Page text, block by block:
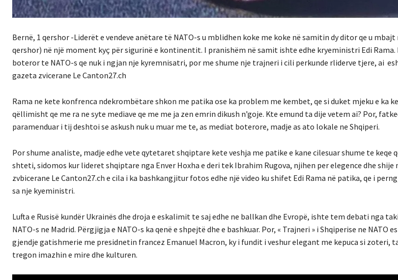
Bernë, 1 qershor -Liderët e vendeve anëtare të NATO-s u mblidhen koke me koke në samitin dy ditor qe u mbajt
qershor) në një moment kyç për sigurinë e kontinentit. I pranishëm në samit ishte edhe kryeministri Edi Rama.
boteror te NATO-s qe nuk i ngjan nje kyremnisatri, por me shume nje trajneri i cili perkunde rliderve tjere, ai
gazeta zvicerane Le Canton27.ch
Rama ne kete konfrenca ndekrombëtare shkon me patika ose ka problem me kembet, qe si duket mjeku e ka
qëllimisht qe me ra ne syte mediave qe me me ja zen emrin dikush n’goje. Kte emund ta dije vetem ai? Por,
paramenduar i tij deshtoi se askush nuk u muar me te, as mediat boterore, madje as ato lokale ne Shqiperi.
Por shume analiste, madje edhe vete qytetaret shqiptare kete veshja me patike e kane cilesuar shume te keqe
shteti, sidomos kur lideret shqiptare nga Enver Hoxha e deri tek Ibrahim Rugova, njihen per elegence dhe shije
zvbicerane Le Canton27.ch e cila i ka bashkangjitur fotos edhe një video ku shifet Edi Rama në patika, qe i
sa nje kyeministri.
Lufta e Rusisë kundër Ukrainës dhe droja e eskalimit te saj edhe ne ballkan dhe Evropë, ishte tem debati nga
NATO-s ne Madrid. Përgjigja e NATO-s ka qenë e shpejtë dhe e bashkuar. Por, « Trajneri » i Shqiperise ne NATO
gjendje gatishmerie me presidnetin francez Emanuel Macron, ky i fundit i veshur elegant me kepuca si zoteri,
tregon imazhin e mire dhe kulturen.